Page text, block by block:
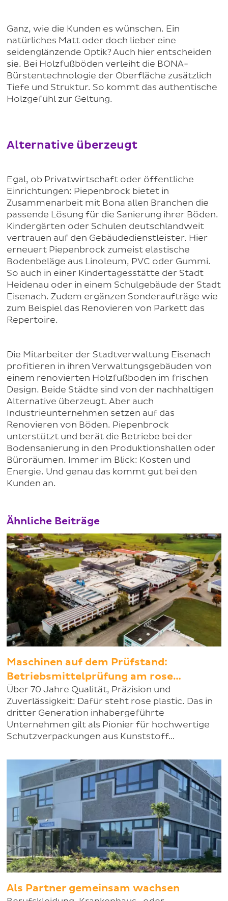
Ganz, wie die Kunden es wünschen. Ein
natürliches Matt oder doch lieber eine
seidenglänzende Optik? Auch hier entscheiden
sie. Bei Holzfußböden verleiht die BONA-
Bürstentechnologie der Oberfläche zusätzlich
Tiefe und Struktur. So kommt das authentische
Holzgefühl zur Geltung.
Alternative überzeugt
Egal, ob Privatwirtschaft oder öffentliche
Einrichtungen: Piepenbrock bietet in
Zusammenarbeit mit Bona allen Branchen die
passende Lösung für die Sanierung ihrer Böden.
Kindergärten oder Schulen deutschlandweit
vertrauen auf den Gebäudedienstleister. Hier
erneuert Piepenbrock zumeist elastische
Bodenbeläge aus Linoleum, PVC oder Gummi.
So auch in einer Kindertagesstätte der Stadt
Heidenau oder in einem Schulgebäude der Stadt
Eisenach. Zudem ergänzen Sonderaufträge wie
zum Beispiel das Renovieren von Parkett das
Repertoire.
Die Mitarbeiter der Stadtverwaltung Eisenach
profitieren in ihren Verwaltungsgebäuden von
einem renovierten Holzfußboden im frischen
Design. Beide Städte sind von der nachhaltigen
Alternative überzeugt. Aber auch
Industrieunternehmen setzen auf das
Renovieren von Böden. Piepenbrock
unterstützt und berät die Betriebe bei der
Bodensanierung in den Produktionshallen oder
Büroräumen. Immer im Blick: Kosten und
Energie. Und genau das kommt gut bei den
Kunden an.
Ähnliche Beiträge
Maschinen auf dem Prüfstand:
Betriebsmittelprüfung am rose…
Über 70 Jahre Qualität, Präzision und
Zuverlässigkeit: Dafür steht rose plastic. Das in
dritter Generation inhabergeführte
Unternehmen gilt als Pionier für hochwertige
Schutzverpackungen aus Kunststoff…
Als Partner gemeinsam wachsen